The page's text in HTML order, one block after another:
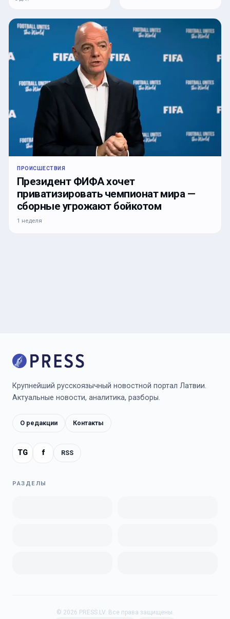
ПРОИСШЕСТВИЯ
Президент ФИФА хочет
приватизировать чемпионат мира —
сборные угрожают бойкотом
1 неделя
Крупнейший русскоязычный новостной портал Латвии.
Актуальные новости, аналитика, разборы.
О редакции Контакты
TG f RSS
РАЗДЕЛЫ
© 2026 PRESS.LV. Все права защищены.